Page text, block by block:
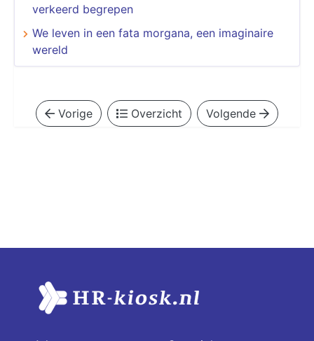
verkeerd begrepen
We leven in een fata morgana, een imaginaire
wereld
Vorige Overzicht Volgende